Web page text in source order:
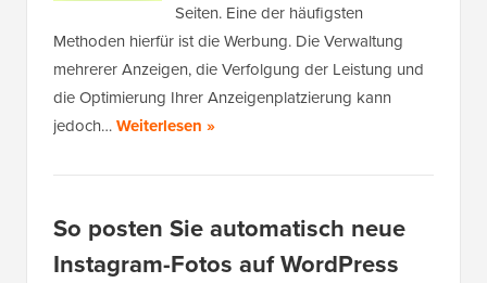
Seiten. Eine der häufigsten
Methoden hierfür ist die Werbung. Die Verwaltung
mehrerer Anzeigen, die Verfolgung der Leistung und
die Optimierung Ihrer Anzeigenplatzierung kann
jedoch…Weiterlesen »
So posten Sie automatisch neue
Instagram-Fotos auf WordPress